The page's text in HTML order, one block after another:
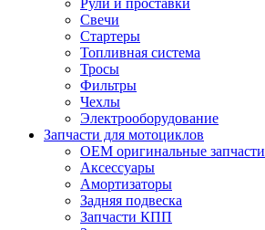
Свечи
Стартеры
Топливная система
Тросы
Фильтры
Чехлы
Электрооборудование
Запчасти для мотоциклов
OEM оригинальные запчасти
Аксессуары
Амортизаторы
Задняя подвеска
Запчасти КПП